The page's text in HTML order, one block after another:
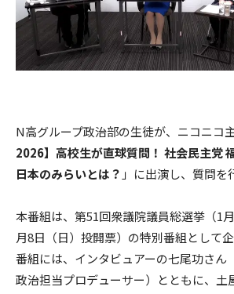
N高グループ政治部の生徒が、ニコニコ
2026】高校生が直球質問！ 社会民主党
日本のみらいとは？ 」に出演し、質問を
本番組は、第51回衆議院議員総選挙（1
月8日（日）投開票）の特別番組として企
番組には、インタビュアーの七尾功さん
政治担当プロデューサー）とともに、土